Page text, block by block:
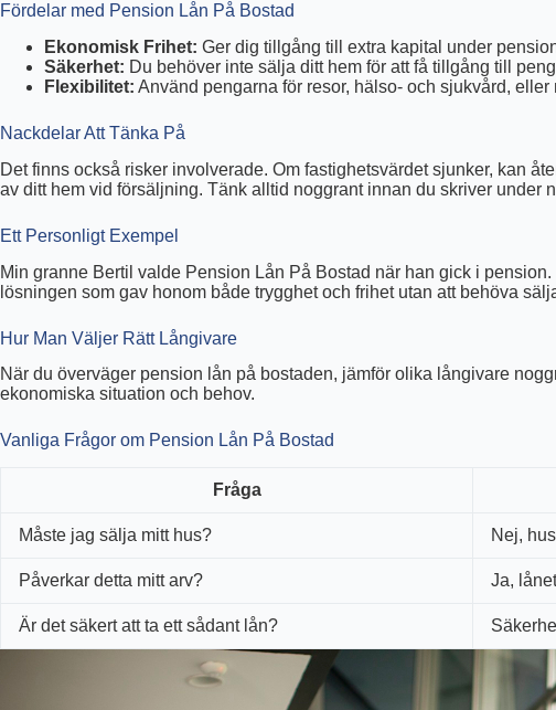
Fördelar med Pension Lån På Bostad
Ekonomisk Frihet: Ger dig tillgång till extra kapital under
Säkerhet: Du behöver inte sälja ditt hem för att få tillgång till
Flexibilitet: Använd pengarna för resor, hälso- och sjukvård, eller
Nackdelar Att Tänka På
Det finns också risker involverade. Om fastighetsvärdet sjunker, kan
av ditt hem vid försäljning. Tänk alltid noggrant innan du skriver under
Ett Personligt Exempel
Min granne Bertil valde Pension Lån På Bostad när han gick i
lösningen som gav honom både trygghet och frihet utan att behöva
Hur Man Väljer Rätt Långivare
När du överväger pension lån på bostaden, jämför olika långivare
ekonomiska situation och behov.
Vanliga Frågor om Pension Lån På Bostad
Fråga
Måste jag sälja mitt hus? Nej,
Påverkar detta mitt arv? Ja,
Är det säkert att ta ett sådant lån?